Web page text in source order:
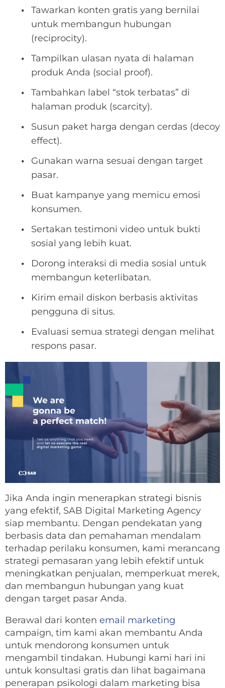
Tawarkan konten gratis yang bernilai
untuk membangun hubungan
(reciprocity).
Tampilkan ulasan nyata di halaman
produk Anda (social proof).
Tambahkan label “stok terbatas” di
halaman produk (scarcity).
Susun paket harga dengan cerdas (decoy
effect).
Gunakan warna sesuai dengan target
pasar.
Buat kampanye yang memicu emosi
konsumen.
Sertakan testimoni video untuk bukti
sosial yang lebih kuat.
Dorong interaksi di media sosial untuk
membangun keterlibatan.
Kirim email diskon berbasis aktivitas
pengguna di situs.
Evaluasi semua strategi dengan melihat
respons pasar.
Jika Anda ingin menerapkan strategi bisnis
yang efektif, SAB Digital Marketing Agency
siap membantu. Dengan pendekatan yang
berbasis data dan pemahaman mendalam
terhadap perilaku konsumen, kami merancang
strategi pemasaran yang lebih efektif untuk
meningkatkan penjualan, memperkuat merek,
dan membangun hubungan yang kuat
dengan target pasar Anda.
Berawal dari konten email marketing
campaign, tim kami akan membantu Anda
untuk mendorong konsumen untuk
mengambil tindakan. Hubungi kami hari ini
untuk konsultasi gratis dan lihat bagaimana
penerapan psikologi dalam marketing bisa